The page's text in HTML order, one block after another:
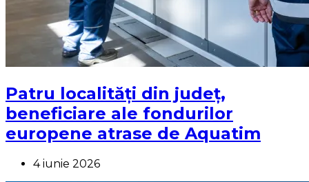
Patru localități din județ,
beneficiare ale fondurilor
europene atrase de Aquatim
4 iunie 2026